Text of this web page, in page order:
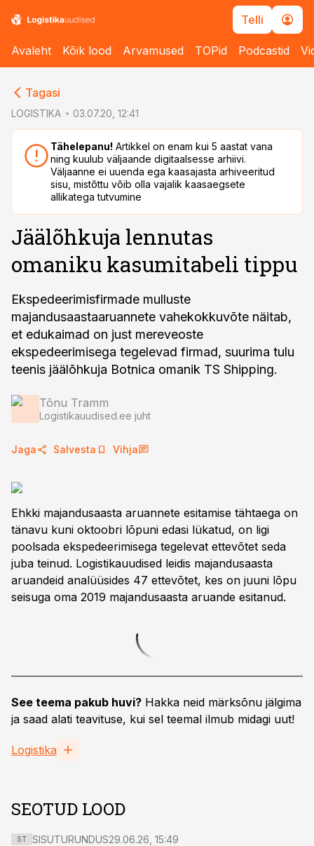
Telli
Avaleht Kõik lood Arvamused TOPid Podcastid
Tagasi
LOGISTIKA 03.07.20, 12:41
Tähelepanu! Artikkel on enam kui 5 aastat vana
ning kuulub väljaande digitaalsesse arhiivi.
Väljaanne ei uuenda ega kaasajasta arhiveeritud
sisu, mistõttu võib olla vajalik kaasaegsete
allikatega tutvumine
Jäälõhkuja lennutas
omaniku kasumitabeli tippu
Ekspedeerimisfirmade mulluste
majandusaastaaruannete vahekokkuvõte näitab,
et edukaimad on just mereveoste
ekspedeerimisega tegelevad firmad, suurima tulu
teenis jäälõhkuja Botnica omanik TS Shipping.
Tõnu Tramm
Logistikauudised.ee juht
Jaga Salvesta Vihja
Ehkki majandusaasta aruannete esitamise tähtaega on
tänavu kuni oktoobri lõpuni edasi lükatud, on ligi
poolsada ekspedeerimisega tegelevat ettevõtet seda
juba teinud. Logistikauudised leidis majandusaasta
aruandeid analüüsides 47 ettevõtet, kes on juuni lõpu
seisuga oma 2019 majandusaasta aruande esitanud.
See teema pakub huvi? Hakka neid märksõnu jälgima
ja saad alati teavituse, kui sel teemal ilmub midagi uut!
Logistika
SEOTUD LOOD
ST SISUTURUNDUS29.06.26, 15:49